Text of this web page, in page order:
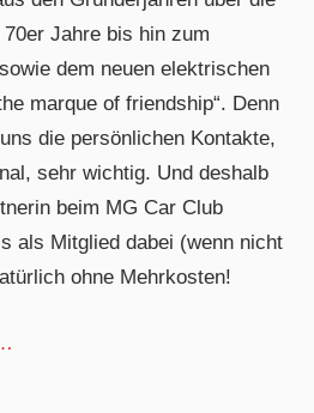
Jahre bis hin zum
dem neuen elektrischen
marque of friendship“. Denn
die persönlichen Kontakte,
sehr wichtig. Und deshalb
beim MG Car Club
als Mitglied dabei (wenn nicht
ohne Mehrkosten!